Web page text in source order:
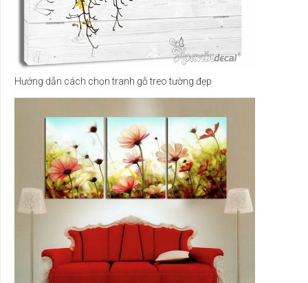
Hướng dẫn cách chọn tranh gỗ treo tường đẹp